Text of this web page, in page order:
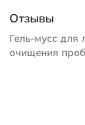
Отзывы
Гель-мусс для
очищения